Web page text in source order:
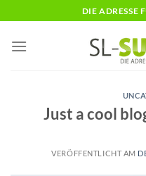
Inhalt
springen
DIE ADRESSE
Just a cool
VERÖFFENTLICHT AM